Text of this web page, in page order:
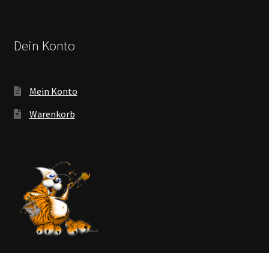
Dein Konto
Mein Konto
Warenkorb